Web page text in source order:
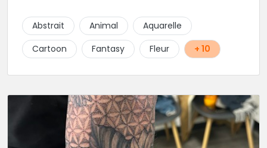
Abstrait
Animal
Aquarelle
Cartoon
Fantasy Fleur + 10